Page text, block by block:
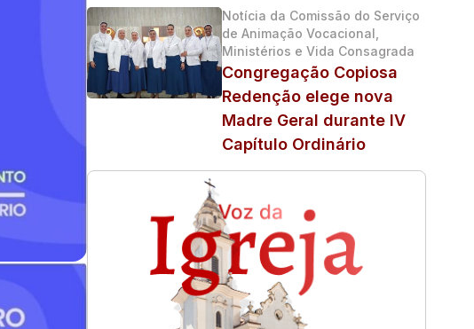
Notícia da Comissão do Serviço
de Animação Vocacional,
Ministérios e Vida Consagrada
Congregação Copiosa
Redenção elege nova
Madre Geral durante IV
Capítulo Ordinário